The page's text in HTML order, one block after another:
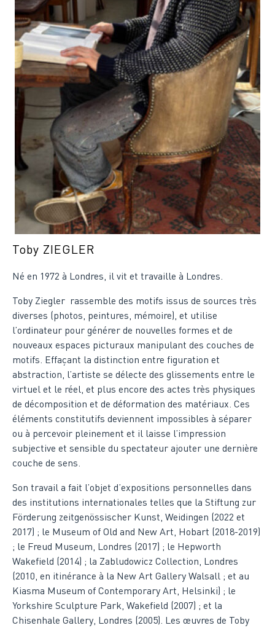
Toby ZIEGLER
Né en 1972 à Londres, il vit et travaille à Londres.
Toby Ziegler rassemble des motifs issus de sources très
diverses (photos, peintures, mémoire), et utilise
l’ordinateur pour générer de nouvelles formes et de
nouveaux espaces picturaux manipulant des couches de
motifs. Effaçant la distinction entre figuration et
abstraction, l’artiste se délecte des glissements entre le
virtuel et le réel, et plus encore des actes très physiques
de décomposition et de déformation des matériaux. Ces
éléments constitutifs deviennent impossibles à séparer
ou à percevoir pleinement et il laisse l’impression
subjective et sensible du spectateur ajouter une dernière
couche de sens.
Son travail a fait l’objet d’expositions personnelles dans
des institutions internationales telles que la Stiftung zur
Förderung zeitgenössischer Kunst, Weidingen (2022 et
2017) ; le Museum of Old and New Art, Hobart (2018-2019)
; le Freud Museum, Londres (2017) ; le Hepworth
Wakefield (2014) ; la Zabludowicz Collection, Londres
(2010, en itinérance à la New Art Gallery Walsall ; et au
Kiasma Museum of Contemporary Art, Helsinki) ; le
Yorkshire Sculpture Park, Wakefield (2007) ; et la
Chisenhale Gallery, Londres (2005). Les œuvres de Toby